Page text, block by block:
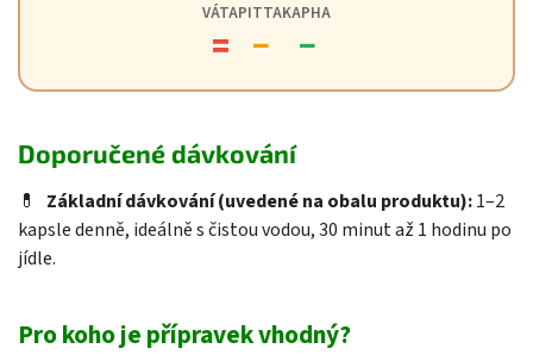
VÁTA
=
PITTA
−
KAPHA
−
Doporučené dávkování
💊 Základní dávkování (uvedené na obalu produktu):1–2
kapsle denně, ideálně s čistou vodou, 30 minut až 1 hodinu po
jídle.
Pro koho je přípravek vhodný?